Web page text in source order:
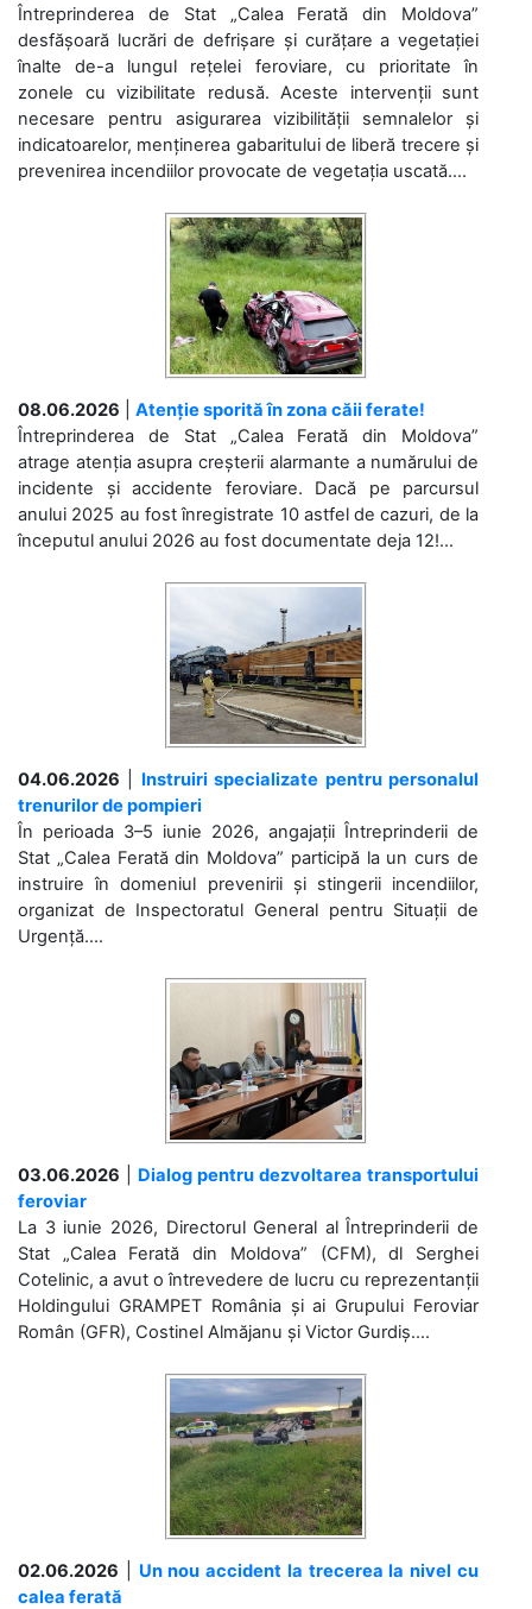
Întreprinderea de Stat „Calea Ferată din Moldova”
desfășoară lucrări de defrișare și curățare a vegetației
înalte de-a lungul rețelei feroviare, cu prioritate în
zonele cu vizibilitate redusă. Aceste intervenții sunt
necesare pentru asigurarea vizibilității semnalelor și
indicatoarelor, menținerea gabaritului de liberă trecere și
prevenirea incendiilor provocate de vegetația uscată....
08.06.2026
Atenție sporită în zona căii ferate!
Întreprinderea de Stat „Calea Ferată din Moldova”
atrage atenția asupra creșterii alarmante a numărului de
incidente și accidente feroviare. Dacă pe parcursul
anului 2025 au fost înregistrate 10 astfel de cazuri, de la
începutul anului 2026 au fost documentate deja 12!...
04.06.2026
Instruiri specializate pentru personalul
trenurilor de pompieri
În perioada 3–5 iunie 2026, angajații Întreprinderii de
Stat „Calea Ferată din Moldova” participă la un curs de
instruire în domeniul prevenirii și stingerii incendiilor,
organizat de Inspectoratul General pentru Situații de
Urgență....
03.06.2026
Dialog pentru dezvoltarea transportului
feroviar
La 3 iunie 2026, Directorul General al Întreprinderii de
Stat „Calea Ferată din Moldova” (CFM), dl Serghei
Cotelinic, a avut o întrevedere de lucru cu reprezentanții
Holdingului GRAMPET România și ai Grupului Feroviar
Român (GFR), Costinel Almăjanu și Victor Gurdiș....
02.06.2026
Un nou accident la trecerea la nivel cu
calea ferată